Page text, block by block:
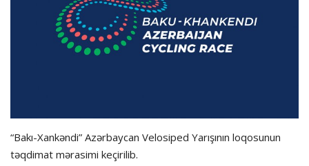
“Bakı-Xankəndi” Azərbaycan Velosiped Yarışının loqosunun
təqdimat mərasimi keçirilib.